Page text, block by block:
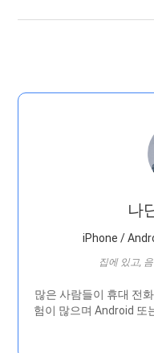
나
iPhone /
집에 있고,
많은 사람들이 휴대 전
험이 많으며 Android 또